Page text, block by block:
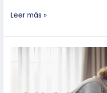
Innovaciones
en Dispositivos
para Ostomías:
Leer más »